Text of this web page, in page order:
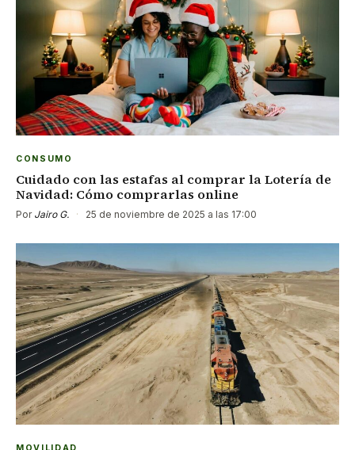
CONSUMO
Cuidado con las estafas al comprar la Lotería de
Navidad: Cómo comprarlas online
Por Jairo G. · 25 de noviembre de 2025 a las 17:00